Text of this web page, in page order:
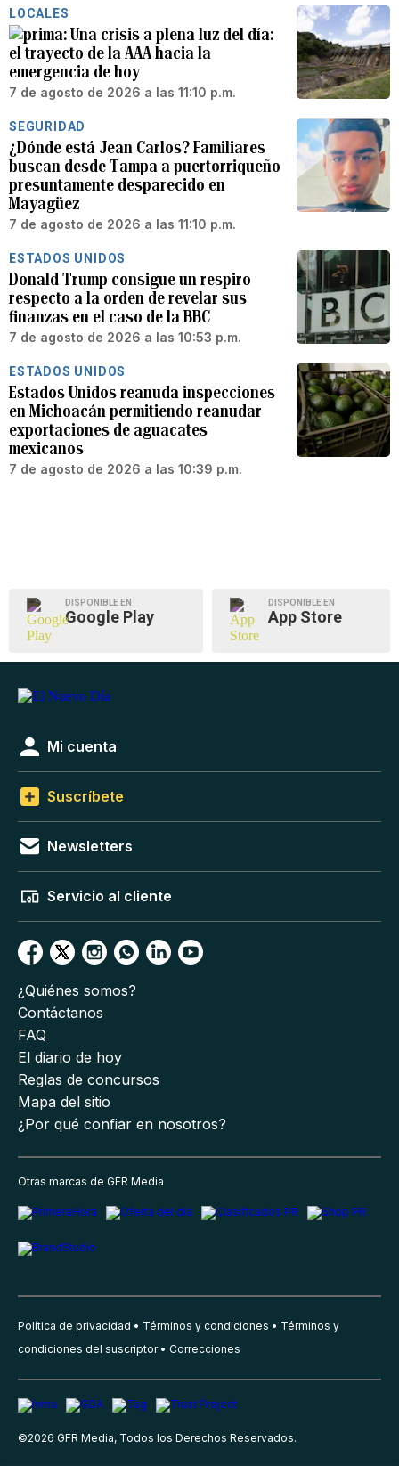
LOCALES
Una crisis a plena luz del día:
el trayecto de la AAA hacia la
emergencia de hoy
7 de agosto de 2026 a las 11:10 p.m.
SEGURIDAD
¿Dónde está Jean Carlos? Familiares
buscan desde Tampa a puertorriqueño
presuntamente desparecido en
Mayagüez
7 de agosto de 2026 a las 11:10 p.m.
ESTADOS UNIDOS
Donald Trump consigue un respiro
respecto a la orden de revelar sus
finanzas en el caso de la BBC
7 de agosto de 2026 a las 10:53 p.m.
ESTADOS UNIDOS
Estados Unidos reanuda inspecciones
en Michoacán permitiendo reanudar
exportaciones de aguacates
mexicanos
7 de agosto de 2026 a las 10:39 p.m.
DISPONIBLE EN
Google Play
DISPONIBLE EN
App Store
Mi cuenta
Suscríbete
Newsletters
Servicio al cliente
¿Quiénes somos?
Contáctanos
FAQ
El diario de hoy
Reglas de concursos
Mapa del sitio
¿Por qué confiar en nosotros?
Otras marcas de GFR Media
Política de privacidad Términos y condiciones
Términos y
condiciones del suscriptor
Correcciones
©2026 GFR Media, Todos los Derechos Reservados.